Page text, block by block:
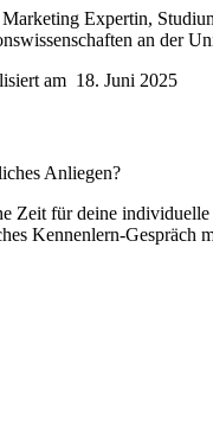
Expertin,
an der
am 18. Juni 2025
Anliegen?
Zeit für deine
Kennenlern-Gespräch